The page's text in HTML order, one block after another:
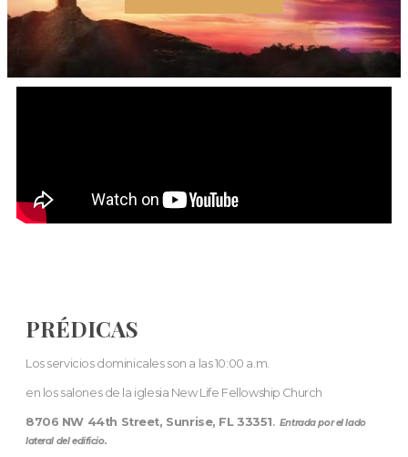
PRÉDICAS
Los servicios dominicales son a las 10:00 a.m.
en los salones de la iglesia New Life Fellowship Church
8706 NW 44th Street, Sunrise, FL 33351. Entrada por el lado
lateral del edificio.